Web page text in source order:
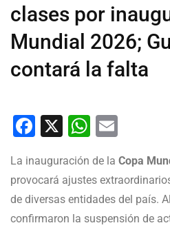
clases por
Mundial 2026;
contará la falta
Facebook
X
La inauguración de la Copa
provocará ajustes
de diversas entidades del país.
confirmaron la suspensión de